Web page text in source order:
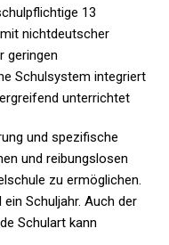
13
nichtdeutscher
geringen
Schulsystem integriert
unterrichtet
und spezifische
und reibungslosen
zu ermöglichen.
Schuljahr. Auch der
Schulart kann